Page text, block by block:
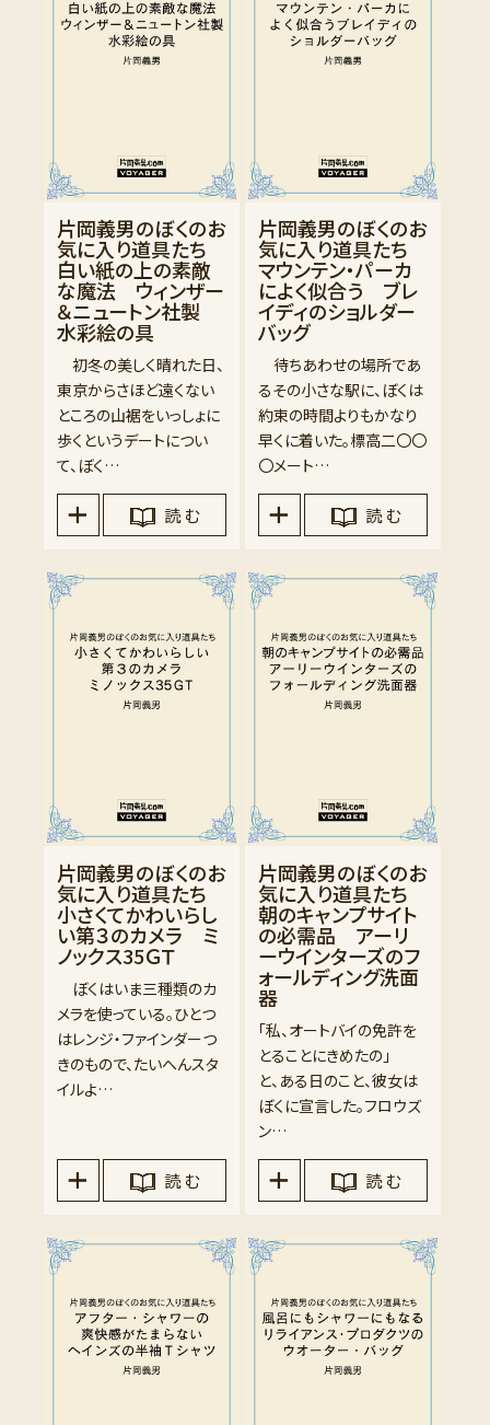
片岡義男のぼくのお
気に入り道具たち
白い紙の上の素敵
な魔法 ウィンザー
＆ニュートン社製
水彩絵の具
初冬の美しく晴れた日、
東京からさほど遠くない
ところの山裾をいっしょに
歩くというデートについ
て、ぼく…
読 む
片岡義男のぼくのお
気に入り道具たち
マウンテン・パーカ
によく似合う ブレ
イディのショルダー
バッグ
待ちあわせの場所であ
るその小さな駅に、ぼくは
約束の時間よりもかなり
早くに着いた。標高二〇〇
〇メート…
読 む
片岡義男のぼくのお
気に入り道具たち
小さくてかわいらし
い第３のカメラ ミ
ノックス35ＧＴ
ぼくはいま三種類のカ
メラを使っている。ひとつ
はレンジ・ファインダーつ
きのもので、たいへんスタ
イルよ…
読 む
片岡義男のぼくのお
気に入り道具たち
朝のキャンプサイト
の必需品 アーリ
ーウインターズのフ
ォールディング洗面
器
「私、オートバイの免許を
とることにきめたの」
と、ある日のこと、彼女は
ぼくに宣言した。フロウズ
ン…
読 む